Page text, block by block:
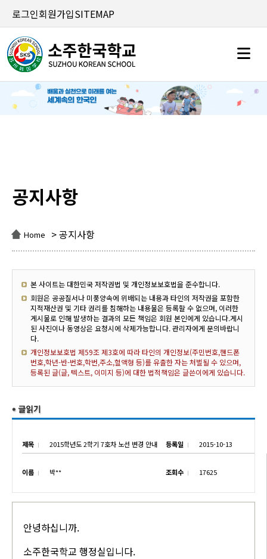
로그인회원가입SITEMAP
공지사항
Home > 공지사항
본 사이트는 대한민국 저작권법 및 개인정보보호법을 준수합니다.
회원은 공공질서나 미풍양속에 위배되는 내용과 타인의 저작권을 포함한
지적재산권 및 기타 권리를 침해하는 내용물은 등록할 수 없으며, 이러한
게시물로 인해 발생하는 결과의 모든 책임은 회원 본인에게 있습니다.게시
된 사진이나 동영상은 요청시에 삭제가능합니다. 관리자에게 문의바랍니
다.
개인정보보호법 제59조 제3호에 따라 타인의 개인정보(주민번호,핸드폰
번호,학년-반-번호,학번,주소,혈액형 등)를 유출한 자는 처벌될 수 있으며,
등록된 글(글, 텍스트, 이미지 등)에 대한 법적책임은 글쓴이에게 있습니다.
제목 2015학년도 2학기 7호차 노선 변경 안내 등록일 2015-10-13
이름 박** 조회수 17625
안녕하십니까.
소주한국학교 행정실입니다.